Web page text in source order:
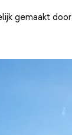
gemaakt door